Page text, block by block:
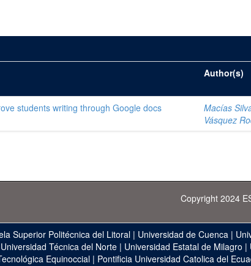
Author(s)
students writing through Google docs Macías
Vásquez
Copyright 2024
Superior Politécnica del Litoral | Universidad de Cuenca |
Universidad Técnica del Norte| Universidad Estatal de Milagro |
Equinoccial| Pontificia Universidad Catolica del